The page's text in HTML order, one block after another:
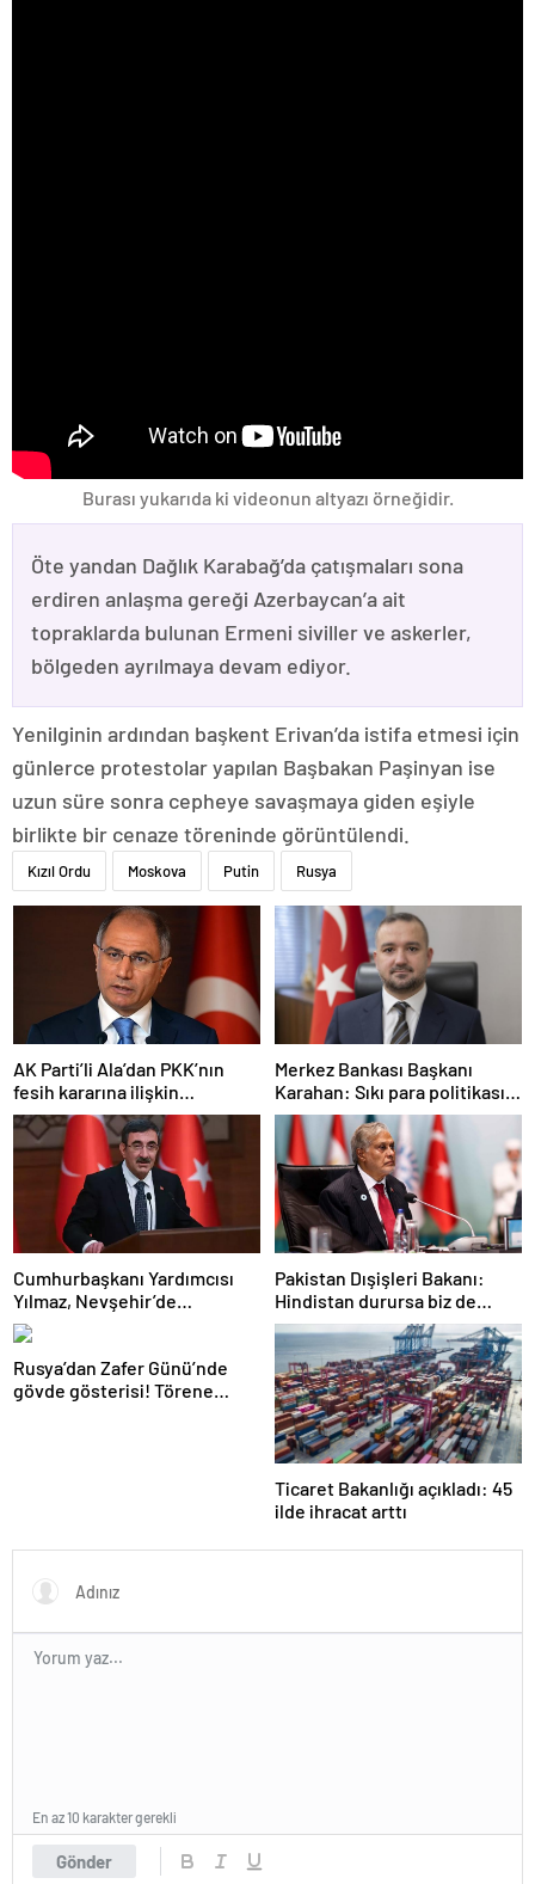
Burası yukarıda ki videonun altyazı örneğidir.
Öte yandan Dağlık Karabağ’da çatışmaları sona
erdiren anlaşma gereği Azerbaycan’a ait
topraklarda bulunan Ermeni siviller ve askerler,
bölgeden ayrılmaya devam ediyor.
Yenilginin ardından başkent Erivan’da istifa etmesi için
günlerce protestolar yapılan Başbakan Paşinyan ise
uzun süre sonra cepheye savaşmaya giden eşiyle
birlikte bir cenaze töreninde görüntülendi.
Kızıl Ordu Moskova Putin Rusya
AK Parti’li Ala’dan PKK’nın
fesih kararına ilişkin
açıklama: Pazarlık söz konusu
değildir
Merkez Bankası Başkanı
Karahan: Sıkı para politikası
duruşumuz sürecek
Cumhurbaşkanı Yardımcısı
Yılmaz, Nevşehir’de
temaslarda bulundu! ‘Hiç
kimsenin tereddütü olmasın’
Pakistan Dışişleri Bakanı:
Hindistan durursa biz de
duracağız
Rusya’dan Zafer Günü’nde
gövde gösterisi! Törene
Ticaret Bakanlığı açıkladı: 45
ilde ihracat arttı
Gönder
En az 10 karakter gerekli